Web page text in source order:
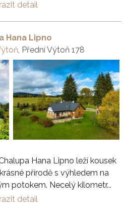
detail
Hana Lipno
, Přední Výtoň 178
Hana Lipno leží kousek
přírodě s výhledem na
potokem. Necelý kilometr...
detail